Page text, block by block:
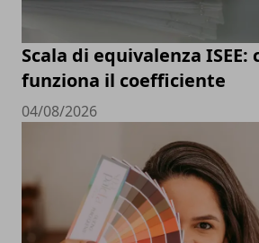
Scala di equivalenza ISEE:
funziona il coefficiente
04/08/2026